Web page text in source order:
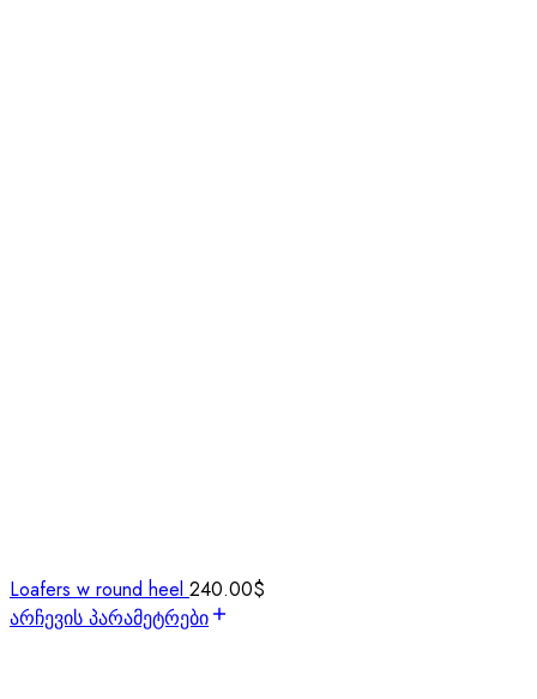
Loafers w round heel 240.00$
არჩევის პარამეტრები